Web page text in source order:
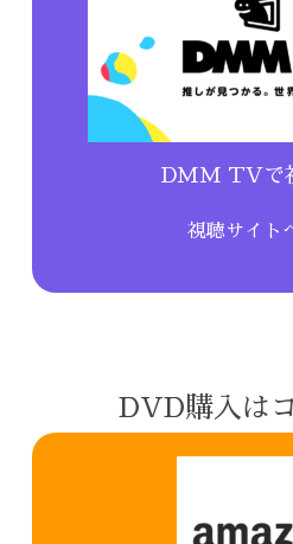
DMM TVで
視聴サイト
DVD購入は